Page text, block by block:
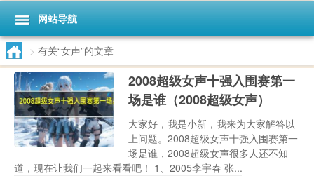
网站导航
> 有关“女声”的文章
2008超级女声十强入围赛第一
场是谁（2008超级女声）
大家好，我是小新，我来为大家解答以
上问题。2008超级女声十强入围赛第一
场是谁，2008超级女声很多人还不知
道，现在让我们一起来看看吧！ 1、2005李宇春 张...